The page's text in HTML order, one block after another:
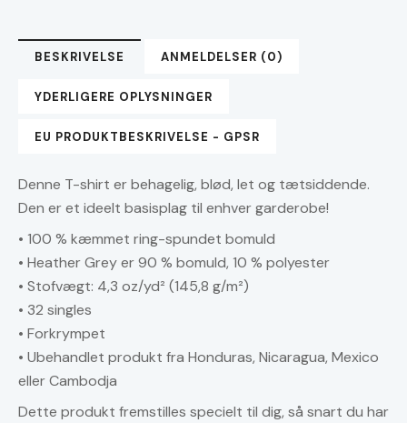
shirt
med
ærmer
antal
BESKRIVELSE ANMELDELSER (0)
YDERLIGERE OPLYSNINGER
EU PRODUKTBESKRIVELSE - GPSR
Denne T-shirt er behagelig, blød, let og tætsiddende.
Den er et ideelt basisplag til enhver garderobe!
• 100 % kæmmet ring-spundet bomuld
• Heather Grey er 90 % bomuld, 10 % polyester
• Stofvægt: 4,3 oz/yd² (145,8 g/m²)
• 32 singles
• Forkrympet
• Ubehandlet produkt fra Honduras, Nicaragua, Mexico
eller Cambodja
Dette produkt fremstilles specielt til dig, så snart du har